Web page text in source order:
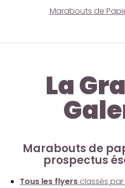
Marabouts de
La
Marabouts de
prospectus
Tous les flyers classés